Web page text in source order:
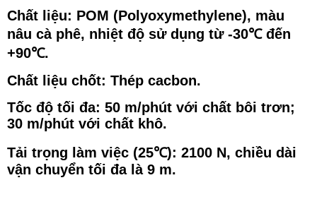
Chất liệu: POM (Polyoxymethylene), màu
nâu cà phê, nhiệt độ sử dụng từ -30℃ đến
+90℃.
Chất liệu chốt: Thép cacbon.
Tốc độ tối đa: 50 m/phút với chất bôi trơn;
30 m/phút với chất khô.
Tải trọng làm việc (25℃): 2100 N, chiều dài
vận chuyển tối đa là 9 m.